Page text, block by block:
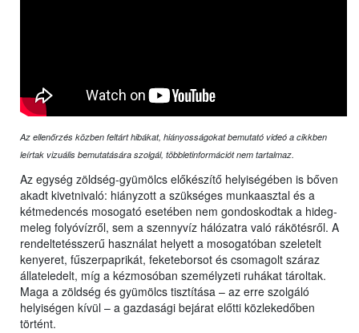
Az ellenőrzés közben feltárt hibákat, hiányosságokat bemutató videó a cikkben
leírtak vizuális bemutatására szolgál, többletinformációt nem tartalmaz.
Az egység zöldség-gyümölcs előkészítő helyiségében is bőven
akadt kivetnivaló: hiányzott a szükséges munkaasztal és a
kétmedencés mosogató esetében nem gondoskodtak a hideg-
meleg folyóvízről, sem a szennyvíz hálózatra való rákötésről. A
rendeltetésszerű használat helyett a mosogatóban szeletelt
kenyeret, fűszerpaprikát, feketeborsot és csomagolt száraz
állateledelt, míg a kézmosóban személyzeti ruhákat tároltak.
Maga a zöldség és gyümölcs tisztítása – az erre szolgáló
helyiségen kívül – a gazdasági bejárat előtti közlekedőben
történt.